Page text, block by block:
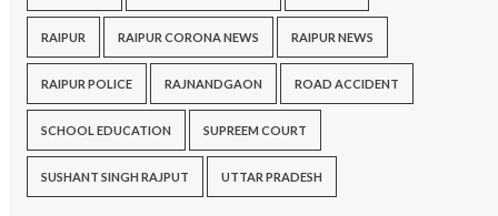
RAIPUR RAIPUR CORONA NEWS RAIPUR NEWS
RAIPUR POLICE RAJNANDGAON ROAD ACCIDENT
SCHOOL EDUCATION SUPREEM COURT
SUSHANT SINGH RAJPUT UTTAR PRADESH